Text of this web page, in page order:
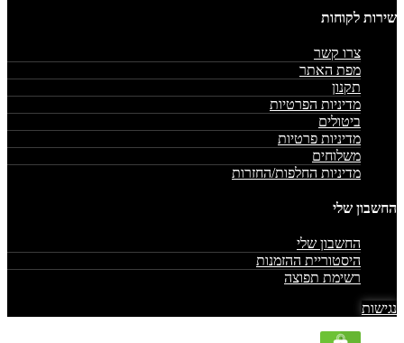
שירות לקוחות
צרו קשר
מפת האתר
תקנון
מדיניות הפרטיות
ביטולים
מדיניות פרטיות
משלוחים
מדיניות החלפות/החזרות
החשבון שלי
החשבון שלי
היסטוריית ההזמנות
רשימת תפוצה
נגישות